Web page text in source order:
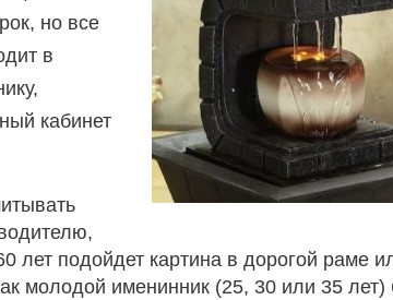
но все
в
кабинет
лет подойдет картина в дорогой раме
молодой именинник (25, 30 или 35 лет)